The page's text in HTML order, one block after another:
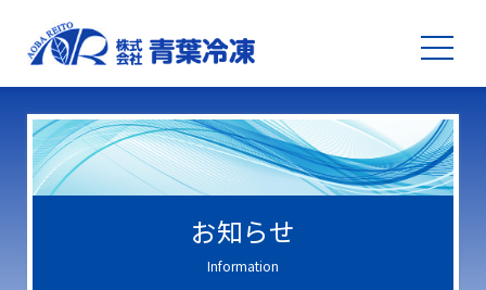
お知らせ
Information